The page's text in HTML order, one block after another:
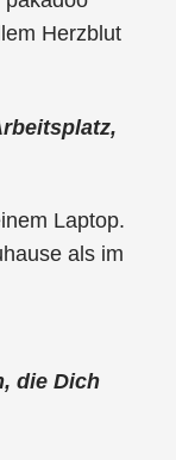
Herzblut
Laptop.
als im
die Dich